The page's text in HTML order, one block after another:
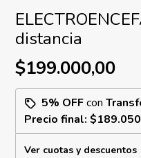
distancia
$199.000,00
5% OFFcon
Precio final:
Ver cuotas y descuentos